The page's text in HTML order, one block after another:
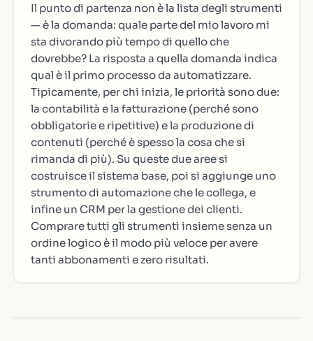
Il punto di partenza non è la lista degli strumenti
— è la domanda: quale parte del mio lavoro mi
sta divorando più tempo di quello che
dovrebbe? La risposta a quella domanda indica
qual è il primo processo da automatizzare.
Tipicamente, per chi inizia, le priorità sono due:
la contabilità e la fatturazione (perché sono
obbligatorie e ripetitive) e la produzione di
contenuti (perché è spesso la cosa che si
rimanda di più). Su queste due aree si
costruisce il sistema base, poi si aggiunge uno
strumento di automazione che le collega, e
infine un CRM per la gestione dei clienti.
Comprare tutti gli strumenti insieme senza un
ordine logico è il modo più veloce per avere
tanti abbonamenti e zero risultati.